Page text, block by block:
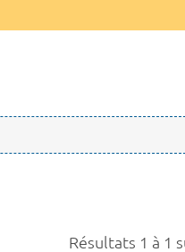
Résultats 1 à 1